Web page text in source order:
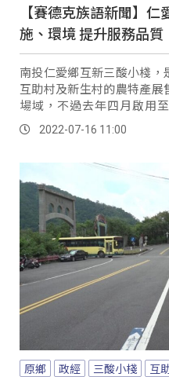
【賽德克族語新聞】
施、環境 提升服務品質
南投仁愛鄉互新三酸小棧
互助村及新生村的農特產
場域，不過去年四月啟用
外，小棧的公共設施不足，
2022-07-16 11:00
原鄉 政經 三酸小棧 互